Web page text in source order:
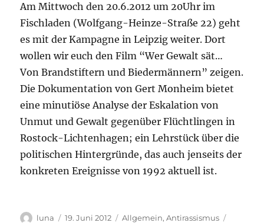
Am Mittwoch den 20.6.2012 um 20Uhr im
Fischladen (Wolfgang-Heinze-Straße 22) geht
es mit der Kampagne in Leipzig weiter. Dort
wollen wir euch den Film “Wer Gewalt sät…
Von Brandstiftern und Biedermännern” zeigen.
Die Dokumentation von Gert Monheim bietet
eine minutiöse Analyse der Eskalation von
Unmut und Gewalt gegenüber Flüchtlingen in
Rostock-Lichtenhagen; ein Lehrstück über die
politischen Hintergründe, das auch jenseits der
konkreten Ereignisse von 1992 aktuell ist.
Autor
luna
Veröffentlicht
19. Juni 2012 Kategorien
Allgemein,Antirassismus